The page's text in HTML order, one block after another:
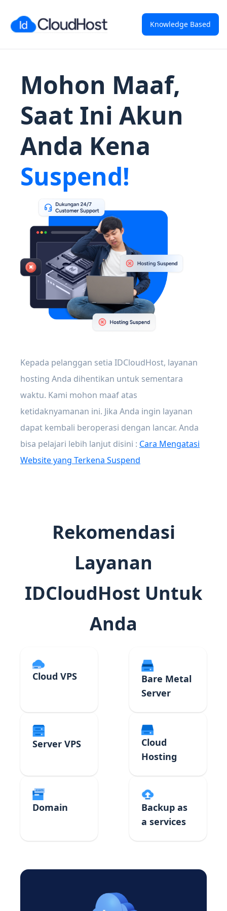
Knowledge Based
Mohon Maaf,
Saat Ini Akun
Anda Kena
Suspend!
Kepada pelanggan setia IDCloudHost, layanan
hosting Anda dihentikan untuk sementara
waktu. Kami mohon maaf atas
ketidaknyamanan ini. Jika Anda ingin layanan
dapat kembali beroperasi dengan lancar. Anda
bisa pelajari lebih lanjut disini : Cara Mengatasi
Website yang Terkena Suspend
Rekomendasi
Layanan
IDCloudHost Untuk
Anda
Cloud VPS
Bare Metal
Server
Server VPS
Cloud
Hosting
Domain
Backup as
a services